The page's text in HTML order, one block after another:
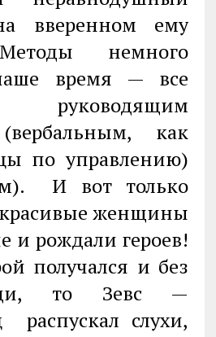
вверенном ему
немного
время — все
как
по управлению)
И вот только
красивые женщины
и рождали героев!
получался и без
то Зевс —
распускал слухи,